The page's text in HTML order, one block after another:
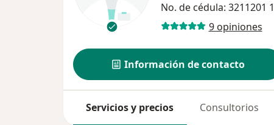
No. de cédula: 3211201
9 opiniones
Información de contacto
Servicios y precios Consultorios